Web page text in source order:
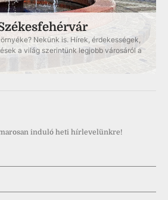
Nekünk is. Hírek, érdekességek,
a világ szerintünk legjobb városáról a
induló heti hírlevelünkre!